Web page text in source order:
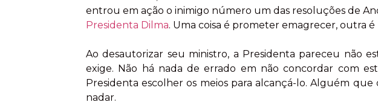
entrou em ação o inimigo número um das resoluções de
Presidenta Dilma. Uma coisa é prometer emagrecer, outra
Ao desautorizar seu ministro, a Presidenta pareceu não
exige. Não há nada de errado em não concordar com
Presidenta escolher os meios para alcançá-lo. Alguém
nadar.